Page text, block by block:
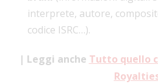
interprete, autore,
codice ISRC…).
| Leggi anche Tutto quello